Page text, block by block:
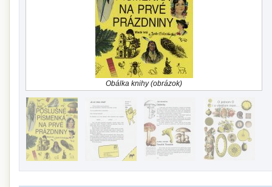
Obálka knihy (obrázok)